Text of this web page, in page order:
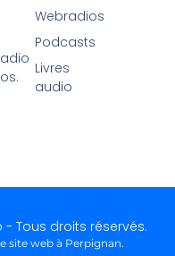
Webradios
Podcasts
Livres
audio
- Tous droits réservés.
site web à Perpignan.